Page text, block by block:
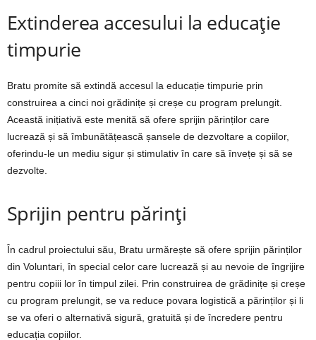
Extinderea accesului la educație
timpurie
Bratu promite să extindă accesul la educație timpurie prin
construirea a cinci noi grădinițe și creșe cu program prelungit.
Această inițiativă este menită să ofere sprijin părinților care
lucrează și să îmbunătățească șansele de dezvoltare a copiilor,
oferindu-le un mediu sigur și stimulativ în care să învețe și să se
dezvolte.
Sprijin pentru părinți
În cadrul proiectului său, Bratu urmărește să ofere sprijin părinților
din Voluntari, în special celor care lucrează și au nevoie de îngrijire
pentru copiii lor în timpul zilei. Prin construirea de grădinițe și creșe
cu program prelungit, se va reduce povara logistică a părinților și li
se va oferi o alternativă sigură, gratuită și de încredere pentru
educația copiilor.